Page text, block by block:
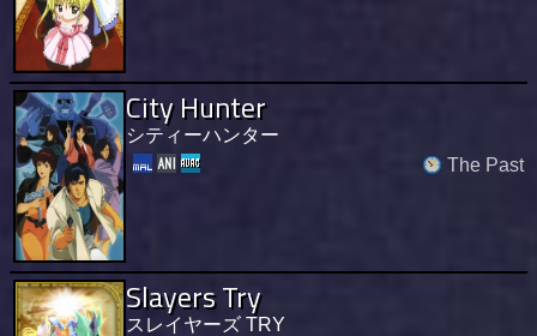
City Hunter
シティーハンター
The Past
Slayers Try
スレイヤーズ TRY